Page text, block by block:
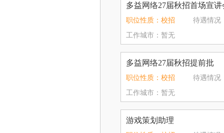
多益网络27届秋招首场宣讲
职位性质：校招
待遇情况
工作城市：暂无
多益网络27届秋招提前批
职位性质：校招
待遇情况
工作城市：暂无
游戏策划助理